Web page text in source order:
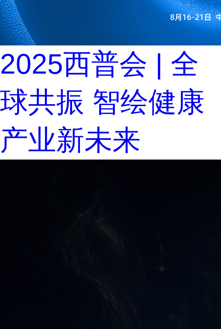
2025西普会 | 全
球共振 智绘健康
产业新未来